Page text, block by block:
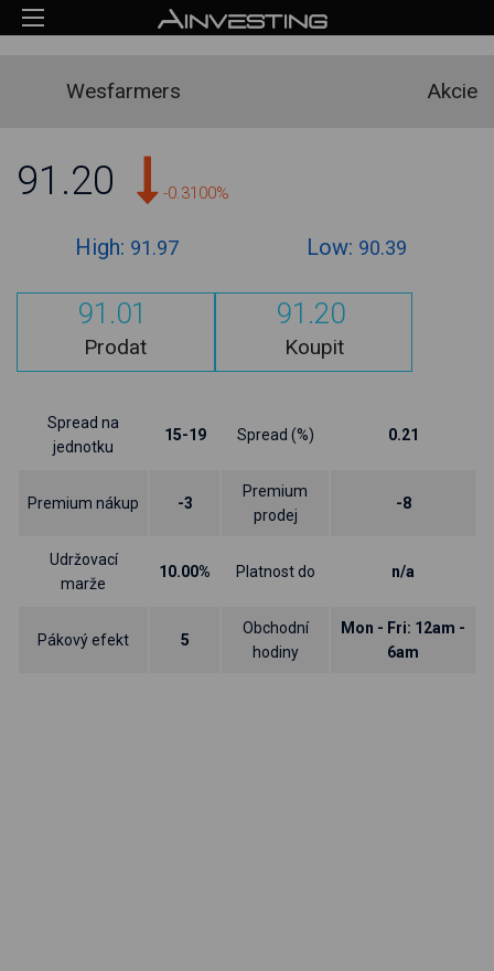
Wesfarmers Akcie
91.20 -0.3100%
High: 91.97 Low: 90.39
91.01
Prodat
91.20
Koupit
Spread na
jednotku
15-19 Spread (%) 0.21
Premium nákup -3
Premium
prodej
-8
Udržovací
marže
10.00% Platnost do n/a
Pákový efekt 5
Obchodní
hodiny
Mon - Fri: 12am -
6am